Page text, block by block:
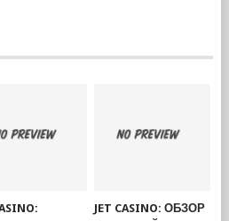
JET CASINO: ОБЗОР